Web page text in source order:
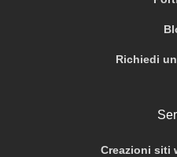
Richiedi
Creazioni siti